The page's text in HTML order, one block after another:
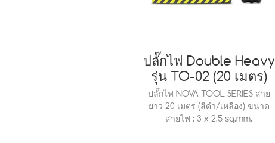
ปลั๊กไฟ Double Heavy
รุ่น TO-02 (20 เมตร)
ปลั๊กไฟ NOVA TOOL SERIES สาย
ยาว 20 เมตร (สีดำ/เหลือง) ขนาด
สายไฟ : 3 x 2.5 sq.mm.